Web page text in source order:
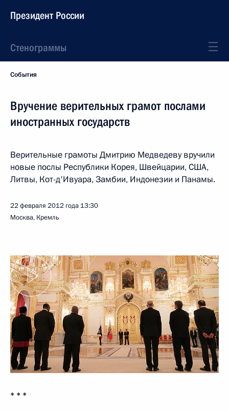
Президент России
Стенограммы
События
Вручение верительных грамот послами
иностранных государств
Верительные грамоты Дмитрию Медведеву вручили
новые послы Республики Корея, Швейцарии, США,
Литвы, Кот-д'Ивуара, Замбии, Индонезии и Панамы.
22 февраля 2012 года 13:30
Москва, Кремль
* * *